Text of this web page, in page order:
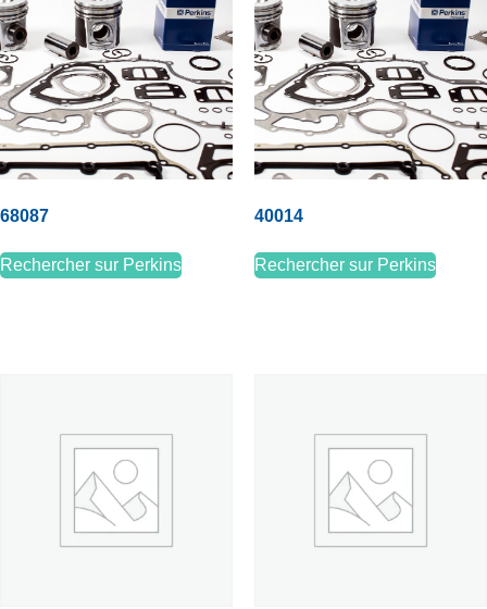
68087
Rechercher sur Perkins
40014
Rechercher sur Perkins